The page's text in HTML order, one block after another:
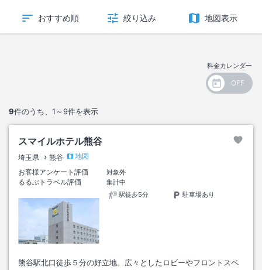
おすすめ順 絞り込み 地図表示
料金カレンダー
9件のうち、 1～9件を表示
スマイルホテル熊谷
埼玉県 熊谷
地図
お客様アンケート評価
対象外
るるぶトラベル評価
集計中
駅徒歩5分
駐車場あり
熊谷駅北口徒歩５分の好立地。広々としたロビーやフロントスペ